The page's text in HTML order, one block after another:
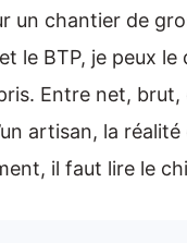
un chantier de
le BTP, je peux
Entre net,
artisan, la
il faut lire le